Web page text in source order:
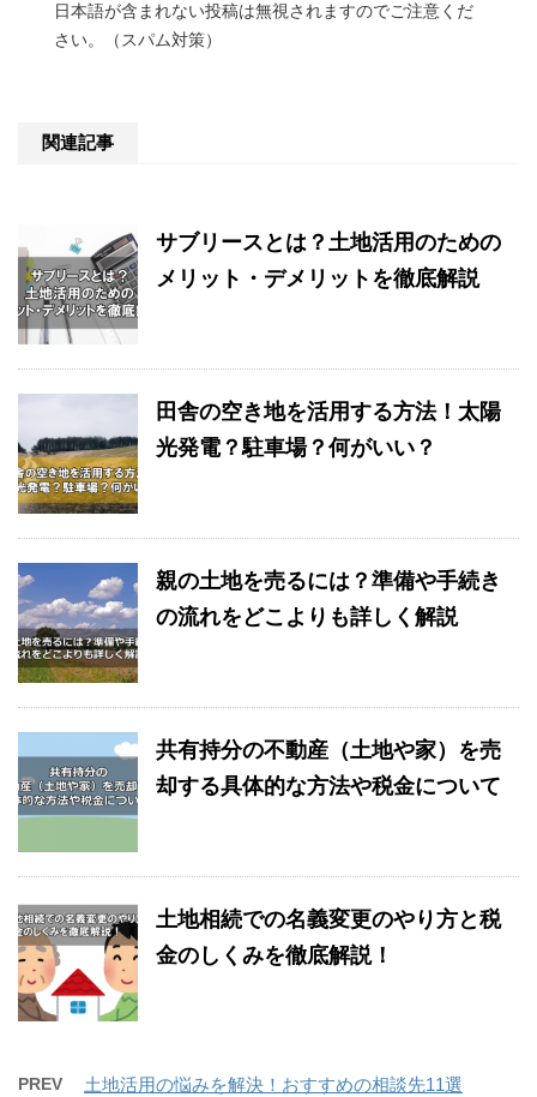
日本語が含まれない投稿は無視されますのでご注意くだ
さい。（スパム対策）
関連記事
サブリースとは？土地活用のための
メリット・デメリットを徹底解説
田舎の空き地を活用する方法！太陽
光発電？駐車場？何がいい？
親の土地を売るには？準備や手続き
の流れをどこよりも詳しく解説
共有持分の不動産（土地や家）を売
却する具体的な方法や税金について
土地相続での名義変更のやり方と税
金のしくみを徹底解説！
PREV 土地活用の悩みを解決！おすすめの相談先11選